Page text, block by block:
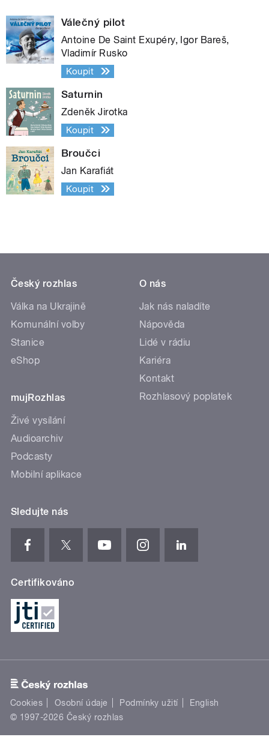
Válečný pilot
Antoine De Saint Exupéry, Igor Bareš,
Vladimír Rusko
Koupit
Saturnin
Zdeněk Jirotka
Koupit
Broučci
Jan Karafiát
Koupit
Český rozhlas
Válka na Ukrajině
Komunální volby
Stanice
eShop
mujRozhlas
Živé vysílání
Audioarchiv
Podcasty
Mobilní aplikace
O nás
Jak nás naladíte
Nápověda
Lidé v rádiu
Kariéra
Kontakt
Rozhlasový poplatek
Sledujte nás
Certifikováno
Cookies Osobní údaje Podmínky užití
English
© 1997-2026 Český rozhlas